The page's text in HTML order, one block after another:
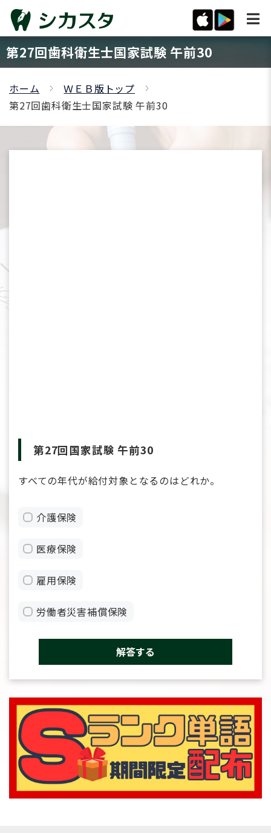
第27回歯科衛生士国家試験 午前30
ホーム
ＷＥＢ版トップ
第27回歯科衛生士国家試験 午前30
第27回国家試験 午前30
すべての年代が給付対象となるのはどれか。
介護保険
医療保険
雇用保険
労働者災害補償保険
解答する